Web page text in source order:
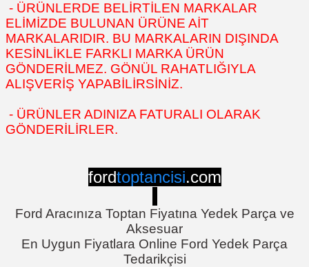
- ÜRÜNLERDE BELİRTİLEN MARKALAR
ELİMİZDE BULUNAN ÜRÜNE AİT
MARKALARIDIR. BU MARKALARIN DIŞINDA
KESİNLİKLE FARKLI MARKA ÜRÜN
GÖNDERİLMEZ. GÖNÜL RAHATLIĞIYLA
ALIŞVERİŞ YAPABİLİRSİNİZ.
- ÜRÜNLER ADINIZA FATURALI OLARAK
GÖNDERİLİRLER.
fordtoptancisi.com
Ford Aracınıza Toptan Fiyatına Yedek Parça ve
Aksesuar
En Uygun Fiyatlara Online Ford Yedek Parça
Tedarikçisi